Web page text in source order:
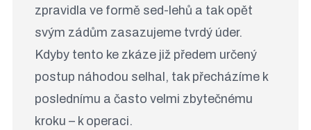
zpravidla ve formě sed-lehů a tak opět
svým zádům zasazujeme tvrdý úder.
Kdyby tento ke zkáze již předem určený
postup náhodou selhal, tak přecházíme k
poslednímu a často velmi zbytečnému
kroku – k operaci.